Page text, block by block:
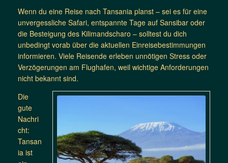
Wenn du eine Reise nach Tansania planst – sei es für eine
unvergessliche Safari, entspannte Tage auf Sansibar oder
die Besteigung des Kilimandscharo – solltest du dich
unbedingt vorab über die aktuellen Einreisebestimmungen
informieren. Viele Reisende erleben unnötigen Stress oder
Verzögerungen am Flughafen, weil wichtige Anforderungen
nicht bekannt sind.
Die
gute
Nachri
cht:
Tansan
ia ist